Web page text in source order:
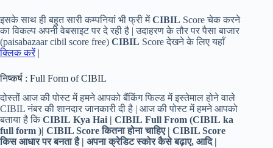
इसके साथ ही बहुत सारी कम्पनियां भी फ्री मेंCIBIL Score चेक करने
का विकल्प अपनी वेबसाइट पर दे रही है | उदाहरण के तौर पर पैसा बाजार
(paisabazaar cibil score free) CIBIL Score देखने के लिए यहाँ
क्लिक करें|
निष्कर्ष : Full Form of CIBIL
दोस्तों आज की पोस्ट में हमने आपको बैंकिंग फिल्ड में इस्तेमाल होने वाले
CIBIL नंबर की शानदार जानकारी दी है | आज की पोस्ट में हमने आपको
बताया है कि CIBIL Kya Hai | CIBIL Full From (CIBIL ka
full form )| CIBIL Scoreकितना होना चाहिए | CIBIL Score
किस आधार पर बनता है| अपना क्रेडिट स्कोर कैसे बढ़ाए, आदि |